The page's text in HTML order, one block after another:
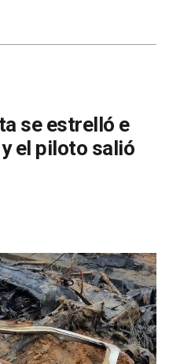
se estrelló e
el piloto salió